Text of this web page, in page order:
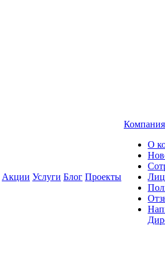
Акции Услуги Блог Проекты
Компания
О